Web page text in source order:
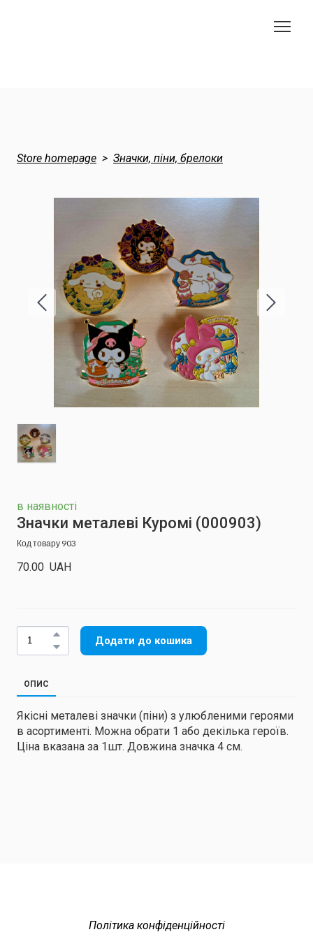
Store homepage Значки, піни, брелоки
в наявності
Значки металеві Куромі (000903)
Код товару 903
70.00  UAH
Додати до кошика
ОПИС
Якісні металеві значки (піни) з улюбленими героями
в асортименті. Можна обрати 1 або декілька героїв.
Ціна вказана за 1шт. Довжина значка 4 см.
Політика конфіденційності